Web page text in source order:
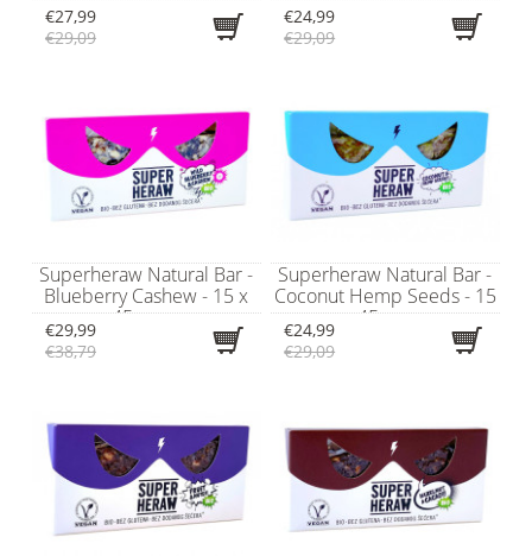
€27,99
€29,09
€24,99
€29,09
Superheraw Natural Bar -
Blueberry Cashew - 15 x
45 gram
€29,99
€38,79
Superheraw Natural Bar -
Coconut Hemp Seeds - 15
x 45 gram
€24,99
€29,09